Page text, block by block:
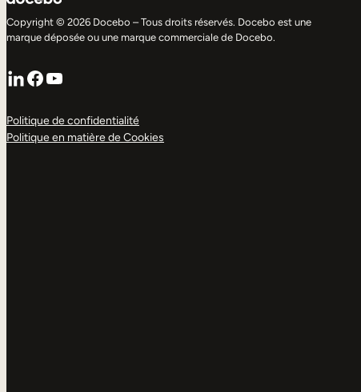
Copyright © 2026 Docebo – Tous droits réservés. Docebo est une
marque déposée ou une marque commerciale de Docebo.
LinkedIn
Facebook
YouTube
Politique de confidentialité
Politique en matière de Cookies